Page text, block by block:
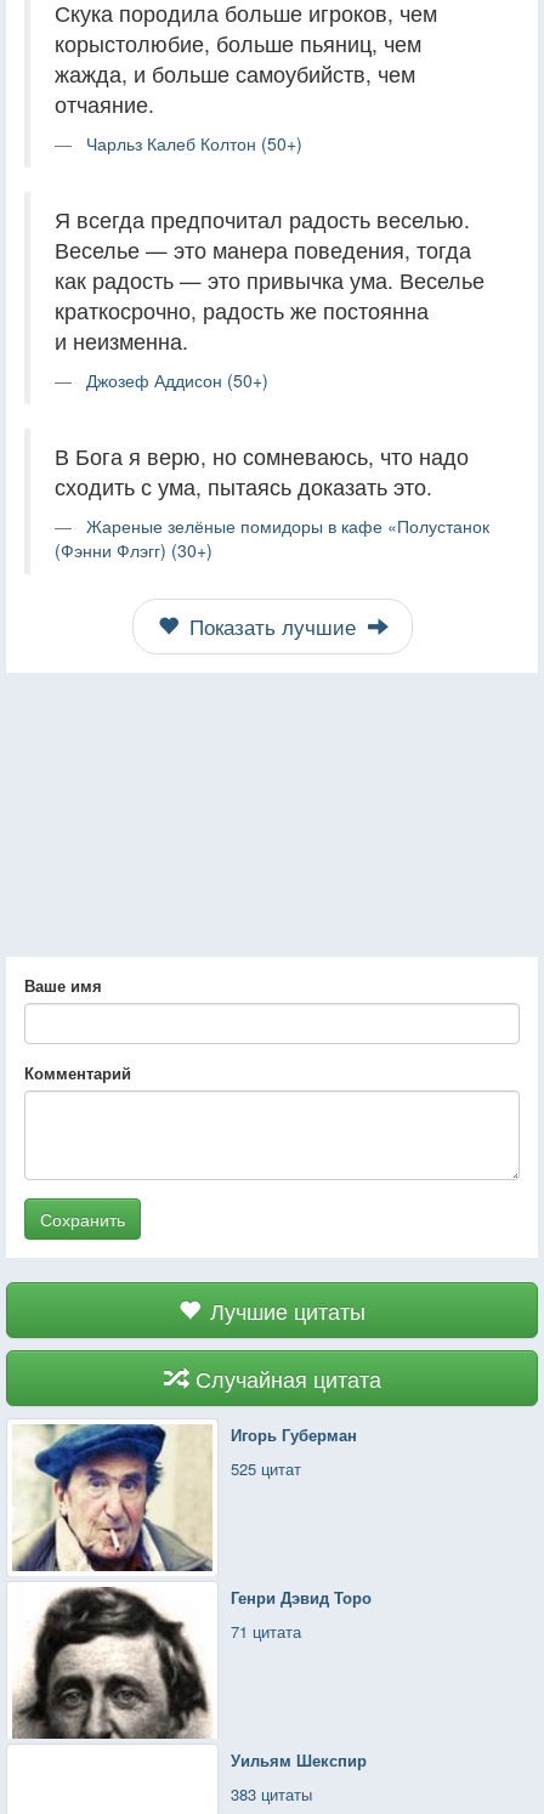
Скука породила больше игроков, чем
корыстолюбие, больше пьяниц, чем
жажда, и больше самоубийств, чем
отчаяние.
Чарльз Калеб Колтон (50+)
Я всегда предпочитал радость веселью.
Веселье — это манера поведения, тогда
как радость — это привычка ума. Веселье
краткосрочно, радость же постоянна
и неизменна.
Джозеф Аддисон (50+)
В Бога я верю, но сомневаюсь, что надо
сходить с ума, пытаясь доказать это.
Жареные зелёные помидоры в кафе «Полустанок
(Фэнни Флэгг) (30+)
Показать лучшие
Ваше имя
Комментарий
Сохранить
Лучшие цитаты
Случайная цитата
Игорь Губерман
525 цитат
Генри Дэвид Торо
71 цитата
Уильям Шекспир
383 цитаты